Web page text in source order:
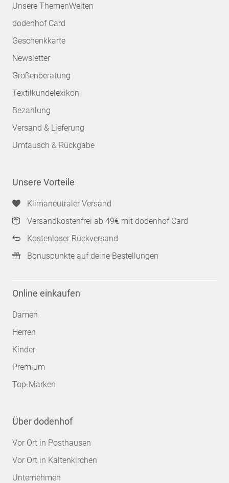
Unsere ThemenWelten
dodenhof Card
Geschenkkarte
Newsletter
Größenberatung
Textilkundelexikon
Bezahlung
Versand & Lieferung
Umtausch & Rückgabe
Unsere Vorteile
Klimaneutraler Versand
Versandkostenfrei ab 49€ mit dodenhof Card
Kostenloser Rückversand
Bonuspunkte auf deine Bestellungen
Online einkaufen
Damen
Herren
Kinder
Premium
Top-Marken
Über dodenhof
Vor Ort in Posthausen
Vor Ort in Kaltenkirchen
Unternehmen